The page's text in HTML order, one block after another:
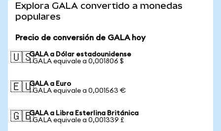
Explora GALA convertido a monedas
populares
Precio de conversión de GALA hoy
🇺🇸GALA a Dólar estadounidense
1 GALA equivale a 0,001806 $
🇪🇺GALA a Euro
1 GALA equivale a 0,001563 €
🇬🇧GALA a Libra Esterlina Británica
1 GALA equivale a 0,001339 £